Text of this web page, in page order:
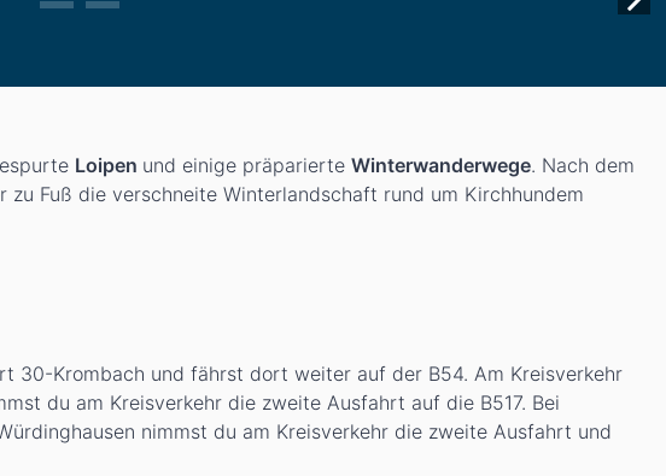
Loipen und einige präparierte Winterwanderwege. Nach dem
Fuß die verschneite Winterlandschaft rund um Kirchhundem
30-Krombach und fährst dort weiter auf der B54. Am Kreisverkehr
du am Kreisverkehr die zweite Ausfahrt auf die B517. Bei
nimmst du am Kreisverkehr die zweite Ausfahrt und